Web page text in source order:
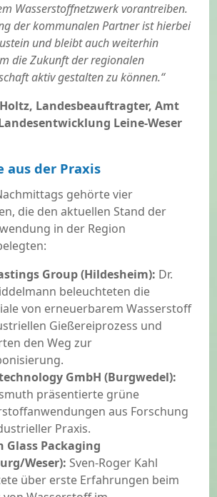
Wasserstoffnetzwerk vorantreiben.
der kommunalen Partner ist hierbei
und bleibt auch weiterhin
die Zukunft der regionalen
aktiv gestalten zu können.“
Landesbeauftragter, Amt
Leine-Weser
aus der Praxis
gehörte vier
die den aktuellen Stand der
in der Region
Group (Hildesheim): Dr.
beleuchteten die
von erneuerbarem Wasserstoff
Gießereiprozess und
den Weg zur
GmbH (Burgwedel):
präsentierte grüne
aus Forschung
Praxis.
Glass Packaging
Weser): Sven-Roger Kahl
über erste Erfahrungen beim